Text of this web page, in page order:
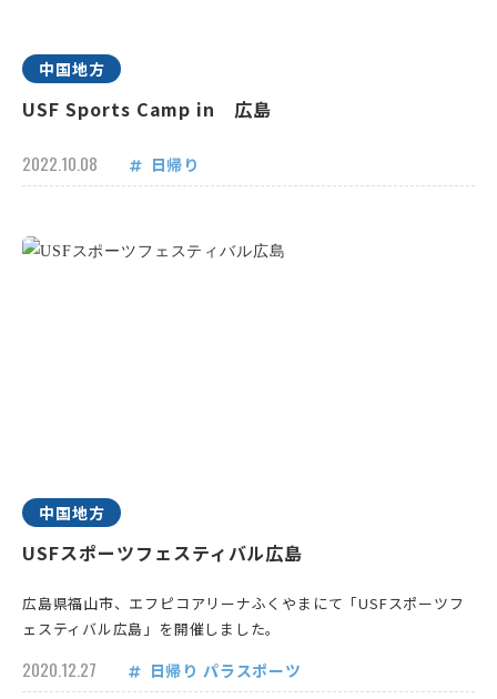
中国地方
USF Sports Camp in 広島
2022.10.08 日帰り
中国地方
USFスポーツフェスティバル広島
広島県福山市、エフピコアリーナふくやまにて「USFスポーツフ
ェスティバル広島」を開催しました。
2020.12.27 日帰り パラスポーツ